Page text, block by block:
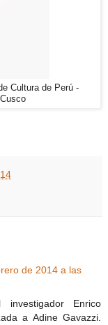
Cultura de Perú -
de 2014 a las
Enrico
a Adine Gavazzi.